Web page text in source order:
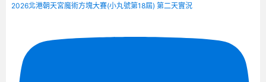
2026北港朝天宮魔術方塊大賽(小丸號第18屆) 第二天實況